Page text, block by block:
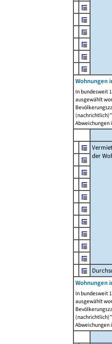
Wohnungen
In bundesweit
ausgewählt
Abweichungen
der
Wohnungen
In bundesweit
ausgewählt
Abweichungen